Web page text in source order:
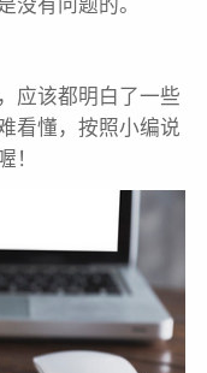
没有问题的。
应该都明白了一些
看懂，按照小编说
！